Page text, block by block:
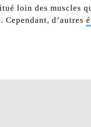
loin des muscles
d’autres